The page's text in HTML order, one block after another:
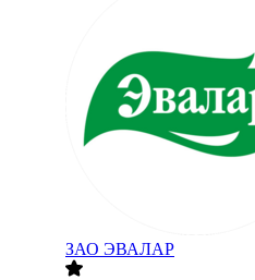
ЗАО ЭВАЛАР